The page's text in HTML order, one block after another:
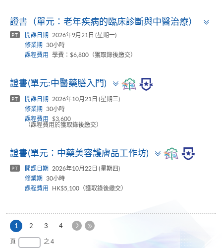
證書（單元：老年疾病的臨床診斷與中醫治療）
PT 開課日期
2026年9月21日 (星期一)
修業期
30小時
課程費用
學費：$6,800（獲取錄後繳交）
證書(單元:中醫藥膳入門)
Toggle
panel
PT 開課日期
2026年10月21日 (星期三)
修業期
30小時
課程費用
$3,600
（課程費用於獲取錄後繳交）
證書(單元：中藥美容護膚品工作坊)
Toggle
panel
PT 開課日期
2026年10月22日 (星期四)
修業期
30小時
課程費用
HK$5,100（獲取錄後繳交）
1 本
頁
2 3 4
下
頁 之 4